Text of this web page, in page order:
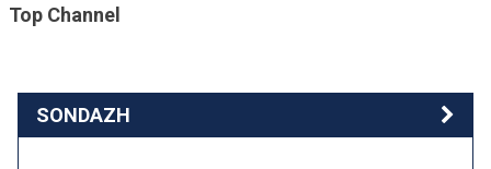
Top Channel
SONDAZH